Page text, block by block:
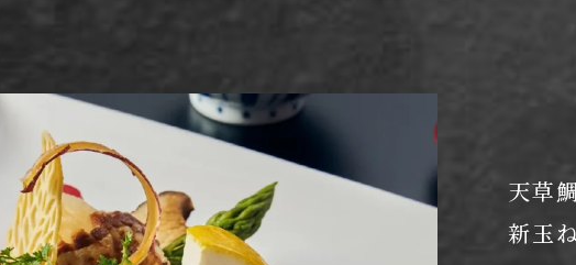
天草
新玉